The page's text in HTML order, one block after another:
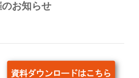
お知らせ